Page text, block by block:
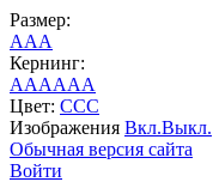
Размер:
AAA
Кернинг:
AAAAAA
Цвет: CCC
Изображения Вкл.Выкл.
Обычная версия сайта
Войти